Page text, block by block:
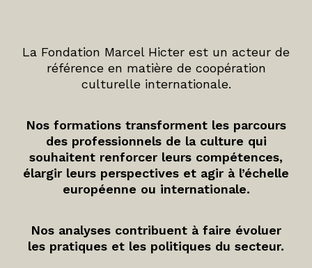
La Fondation Marcel Hicter est un acteur de
référence en matière de coopération
culturelle internationale.
Nos formations transforment les parcours
des professionnels de la culture qui
souhaitent renforcer leurs compétences,
élargir leurs perspectives et agir à l’échelle
européenne ou internationale.
Nos analyses contribuent à faire évoluer
les pratiques et les politiques du secteur.